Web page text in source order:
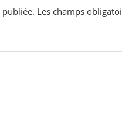
publiée. Les champs